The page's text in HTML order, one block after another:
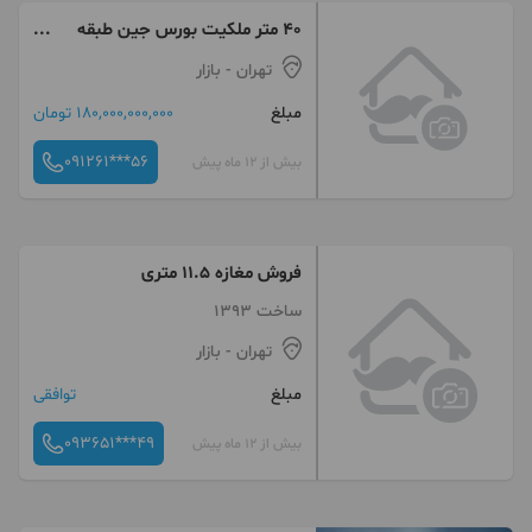
۴۰ متر ملکیت بورس جین طبقه
اول دو پنجره رو به کوچه ورودی اول
تهران - بازار
مبلغ
180,000,000,000 تومان
بیش از 12 ماه پیش 091261***56
فروش مغازه ۱۱.۵ متری
ساخت 1393
تهران - بازار
مبلغ
توافقی
بیش از 12 ماه پیش 093651***49